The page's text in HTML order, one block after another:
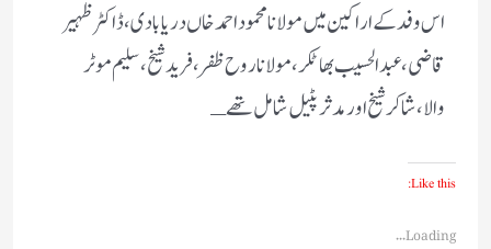
اس وفد کے اراکین میں مولانا محمود احمد خاں دریابادی، ڈاکٹر ظہیر
قاضی، عبدالحسیب بھاٹکر، مولانا روح ظفر، فرید شیخ، سلیم موٹر
والا،شاکر شیخ اور مدثر پٹیل شامل تھے ـ
Like this:
Loading...